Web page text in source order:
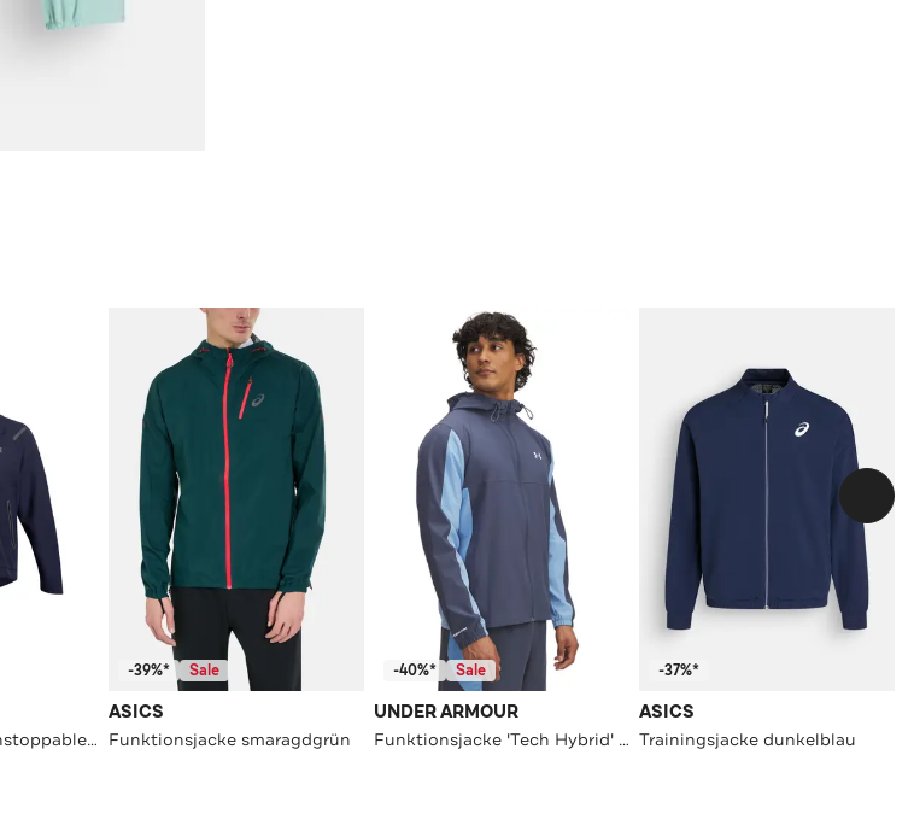
Funktionsjacke 'Unstoppable' nachtblau
-39%* Sale
ASICS
Funktionsjacke smaragdgrün
-40%* Sale
UNDER ARMOUR
Funktionsjacke 'Tech Hybrid' mehrfarbig
-37%*
ASICS
Trainingsjacke dunkelblau